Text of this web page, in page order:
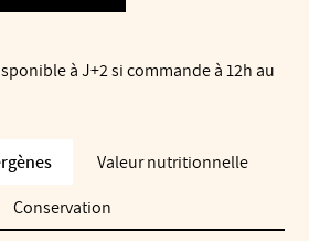
à J+2 si commande à 12h au
Valeur nutritionnelle
Conservation